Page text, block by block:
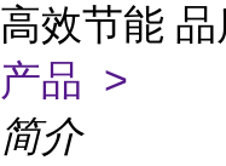
高效节能 品
产品 >
简介